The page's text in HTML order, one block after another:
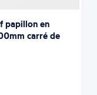
papillon en
carré de